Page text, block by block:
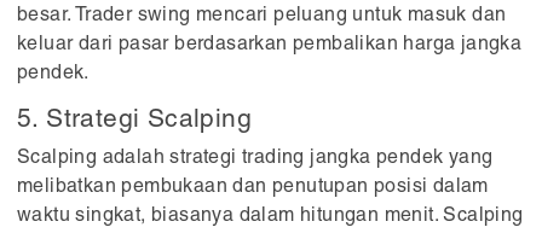
besar. Trader swing mencari peluang untuk masuk dan
keluar dari pasar berdasarkan pembalikan harga jangka
pendek.
5. Strategi Scalping
Scalping adalah strategi trading jangka pendek yang
melibatkan pembukaan dan penutupan posisi dalam
waktu singkat, biasanya dalam hitungan menit. Scalping